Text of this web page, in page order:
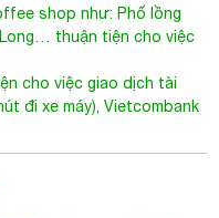
shop như: Phố lồng
Long… thuận tiện cho việc
cho việc giao dịch tài
đi xe máy), Vietcombank